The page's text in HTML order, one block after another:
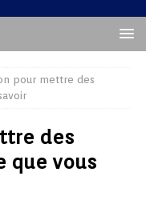
pour mettre des
des
que vous